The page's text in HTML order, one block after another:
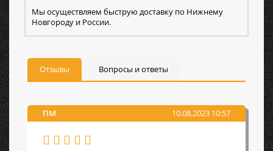
Мы осуществляем быструю доставку по Нижнему
Новгороду и России.
Отзывы Вопросы и ответы
ПМ 10.08.2023 10:57